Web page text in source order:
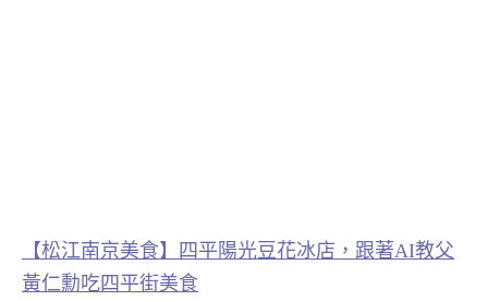
【松江南京美食】四平陽光豆花冰店，跟著AI教父
黃仁勳吃四平街美食